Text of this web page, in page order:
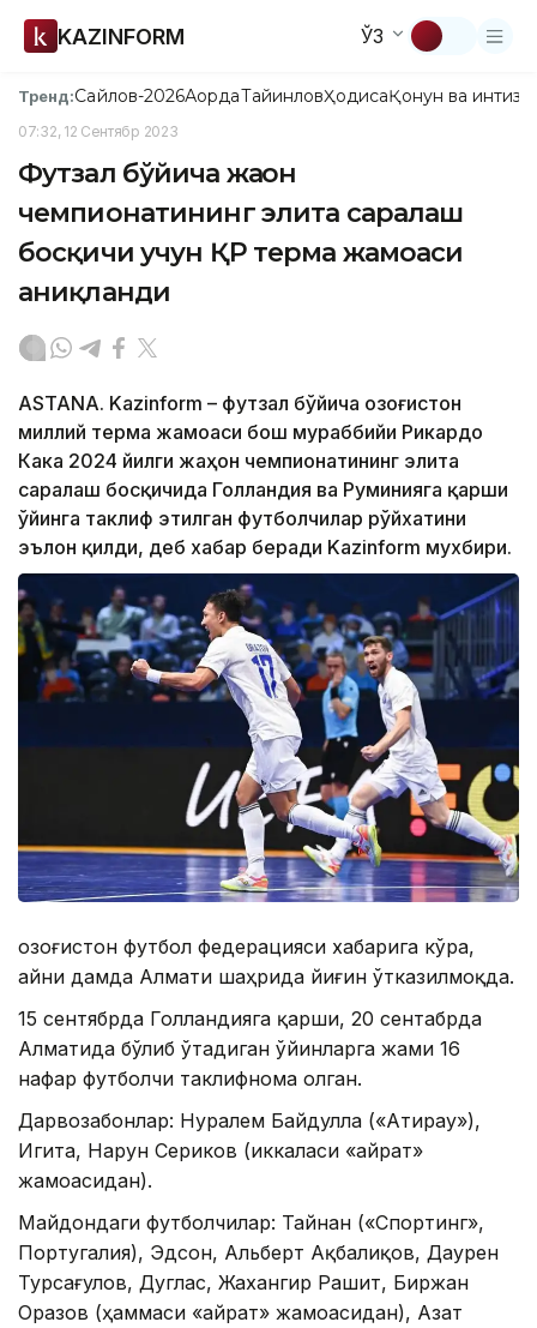
KAZINFORM ЎЗ
Тренд:Сайлов-2026АқордаТайинловҲодисаҚонун ва
07:32, 12 Сентябр 2023
Футзал бўйича жаҳон
чемпионатининг элита саралаш
босқичи учун ҚР терма жамоаси
аниқланди
ASTANA. Kazinform – футзал бўйича Қозоғистон
миллий терма жамоаси бош мураббийи Рикардо
Кака 2024 йилги жаҳон чемпионатининг элита
саралаш босқичида Голландия ва Руминияга қарши
ўйинга таклиф этилган футболчилар рўйхатини
эълон қилди, деб хабар беради Kazinform мухбири.
Қозоғистон футбол федерацияси хабарига кўра,
айни дамда Алмати шаҳрида йиғин ўтказилмоқда.
15 сентябрда Голландияга қарши, 20 сентабрда
Алматида бўлиб ўтадиган ўйинларга жами 16
нафар футболчи таклифнома олган.
Дарвозабонлар: Нуралем Байдулла («Атирау»),
Игита, Нарун Сериков (иккаласи «Қайрат»
жамоасидан).
Майдондаги футболчилар: Тайнан («Спортинг»,
Португалия), Эдсон, Альберт Ақбалиқов, Даурен
Турсағулов, Дуглас, Жахангир Рашит, Биржан
Оразов (ҳаммаси «Қайрат» жамоасидан), Азат